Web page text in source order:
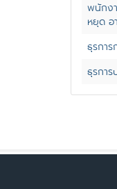
พนักง
หยุด อ
ธุรการ
ธุรกา